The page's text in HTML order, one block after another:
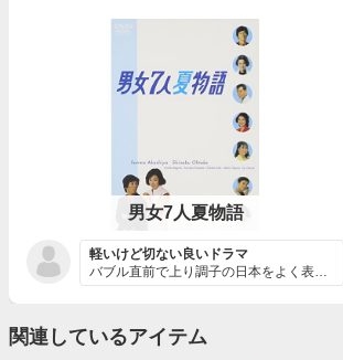
男女7人夏物語
軽いけど切ない良いドラマ
バブル直前で上り調子の日本をよく表している。男女がパー...
関連しているアイテム